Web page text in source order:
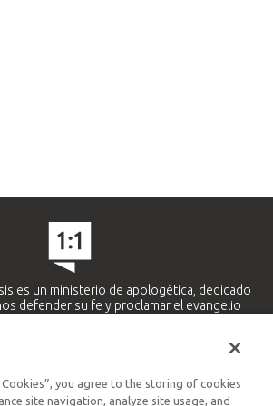
es un ministerio de apologética, dedicado
defender su fe y proclamar el evangelio
Ministerio Hispano y Latinoamericano
Cookies”, you agree to the storing of cookies
site navigation, analyze site usage, and